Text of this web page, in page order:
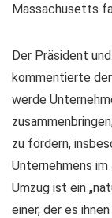
Massachusetts
Der Präsident
kommentierte
werde
zu fördern,
Unternehmens
Umzug ist ein
einer, der es